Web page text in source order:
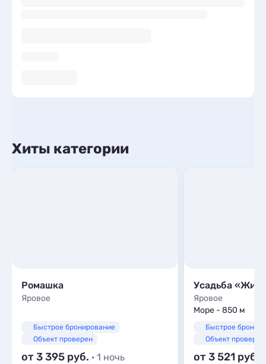
Хиты категории
Ромашка
Яровое
Быстрое бронирование
Объект проверен
от 3 395 · 1 ночь
Усадьба
Яровое
Море - 850 м
Быстрое
Объект проверен
от 3 521